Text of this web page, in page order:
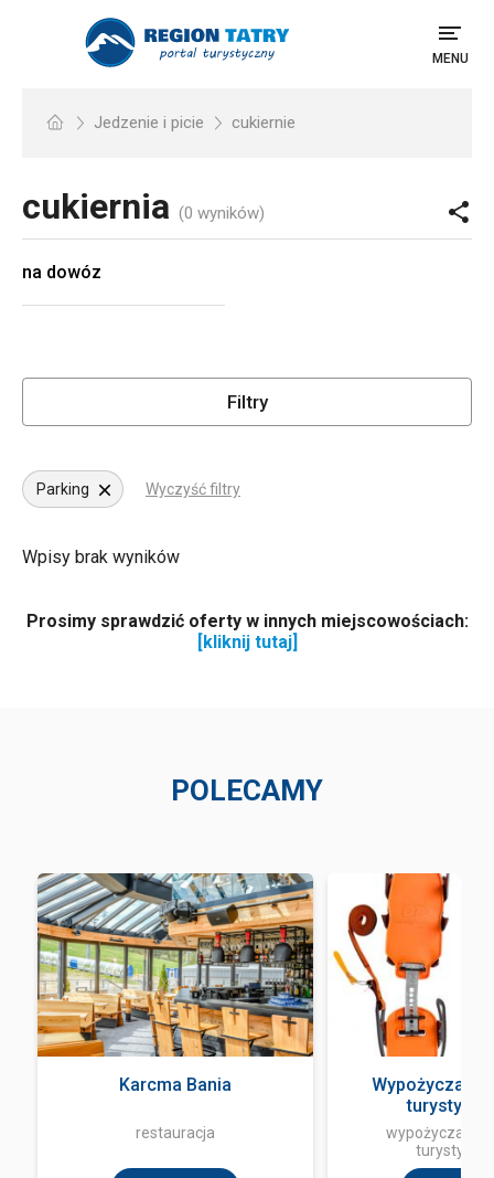
MENU
Jedzenie i picie cukiernie
cukiernia (0 wyników)
na dowóz
Filtry
Parking Wyczyść filtry
Wpisy brak wyników
Prosimy sprawdzić oferty w innych miejscowościach:
[kliknij tutaj]
POLECAMY
Karcma Bania
restauracja
wypożyczalnia